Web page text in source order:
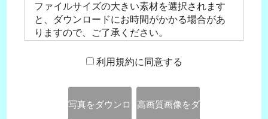
ファイルサイズの大きい素材を選択されます
と、ダウンロードにお時間がかかる場合があ
りますので、ご了承ください。
推奨環境
閲覧ブラウザ Microsoft Edge、Google
Chrome、safari、firefoxの最新版でご覧いただ
利用規約に同意する
写真をダウンロ 高画質画像をダ